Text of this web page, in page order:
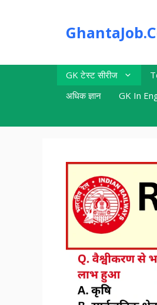
GK टेस्ट सीरीज
अधिक ज्ञान
GK In